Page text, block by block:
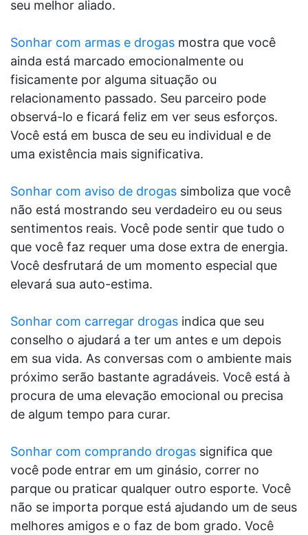
seu melhor aliado.
Sonhar com armas e drogas mostra que você
ainda está marcado emocionalmente ou
fisicamente por alguma situação ou
relacionamento passado. Seu parceiro pode
observá-lo e ficará feliz em ver seus esforços.
Você está em busca de seu eu individual e de
uma existência mais significativa.
Sonhar com aviso de drogas simboliza que você
não está mostrando seu verdadeiro eu ou seus
sentimentos reais. Você pode sentir que tudo o
que você faz requer uma dose extra de energia.
Você desfrutará de um momento especial que
elevará sua auto-estima.
Sonhar com carregar drogas indica que seu
conselho o ajudará a ter um antes e um depois
em sua vida. As conversas com o ambiente mais
próximo serão bastante agradáveis. Você está à
procura de uma elevação emocional ou precisa
de algum tempo para curar.
Sonhar com comprando drogas significa que
você pode entrar em um ginásio, correr no
parque ou praticar qualquer outro esporte. Você
não se importa porque está ajudando um de seus
melhores amigos e o faz de bom grado. Você